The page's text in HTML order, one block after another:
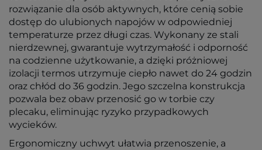
rozwiązanie dla osób aktywnych, które cenią sobie
dostęp do ulubionych napojów w odpowiedniej
temperaturze przez długi czas. Wykonany ze stali
nierdzewnej, gwarantuje wytrzymałość i odporność
na codzienne użytkowanie, a dzięki próżniowej
izolacji termos utrzymuje ciepło nawet do 24 godzin
oraz chłód do 36 godzin. Jego szczelna konstrukcja
pozwala bez obaw przenosić go w torbie czy
plecaku, eliminując ryzyko przypadkowych
wycieków.
Ergonomiczny uchwyt ułatwia przenoszenie, a